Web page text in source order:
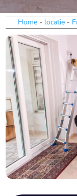
Home- locatie-